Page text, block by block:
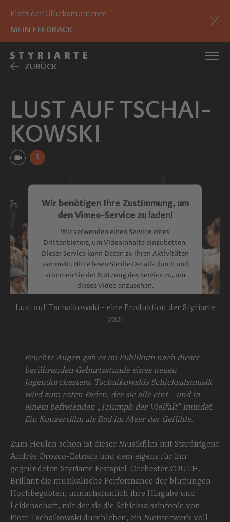
Platz der Glücksmomente
MEIN FEEDBACK
ZURÜCK
LUST AUF TSCHAI­
KOWSKI
S
Wir benötigen Ihre Zustimmung, um
den Vimeo-Service zu laden!
Wir verwenden einen Service eines
Drittanbieters, um Videoinhalte einzubetten.
Dieser Service kann Daten zu Ihren Aktivitäten
sammeln. Bitte lesen Sie die Details durch und
stimmen Sie der Nutzung des Service zu, um
dieses Video anzusehen.
Mehr Informationen
Management Platform
Lust auf Tschaikowski - eine Produktion der Styriarte
2021
Feuchte Augen gab es im Publikum nach dieser
berührenden Geburtsstunde eines neuen
Jugendorchesters. Tschaikowskis Schicksalsmusik
wird zum roten Faden, der sie alle eint – und in
einem befreienden „Triumph der Vielfalt“ mündet.
Ein Konzertfilm als Bad im Meer der Gefühle.
Zum Heulen schön ist dieser Musikfilm mit Stardirigent
Andrés Orozco-Estrada und dem eigens für ihn
gegründeten Styriarte Festspiel-Orchester.YOUTH.
Brillant die musikalische Performance der blutjungen
Hochbegabten, unnachahmlich ihre Hingabe und
Leidenschaft, mit der sie die Schicksalssinfonie von
Piotr Tschaikowski durchleben, ein Meisterwerk voll